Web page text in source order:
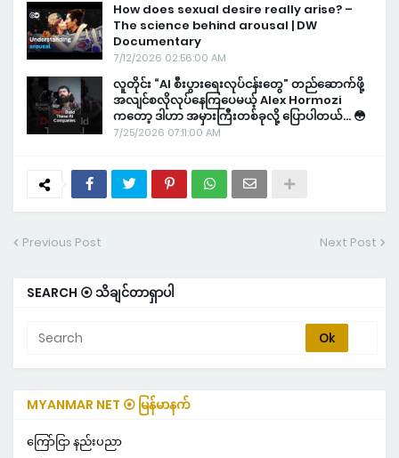
How does sexual desire really arise? –
The science behind arousal | DW
Documentary
7/12/2026 02:56:00 AM
လူတိုင်း “AI စီးပွားရေးလုပ်ငန်းတွေ” တည်ဆောက်ဖို့
အလျင်စလိုလုပ်နေကြပေမယ့် Alex Hormozi
ကတော့ ဒါဟာ အမှားကြီးတစ်ခုလို့ ပြောပါတယ်… 😳
7/25/2026 07:11:00 AM
Previous Post Next Post
SEARCH ⦿ သိချင်တာရှာပါ
MYANMAR NET ⦿ မြန်မာနက်
ကြော်ငြာ နည်းပညာ